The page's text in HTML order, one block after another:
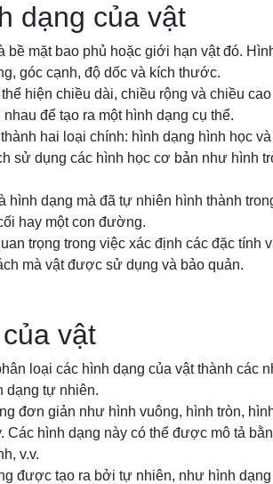
dạng của vật
bề mặt bao phủ hoặc giới hạn vật đó.
góc cạnh, độ dốc và kích thước.
hiện chiều dài, chiều rộng và chiều
để tạo ra một hình dạng cụ thể.
hai loại chính: hình dạng hình học
sử dụng các hình học cơ bản như hình
hình dạng mà đã tự nhiên hình thành
hay một con đường.
trọng trong việc xác định các đặc tính
mà vật được sử dụng và bảo quản.
vật
loại các hình dạng của vật thành các
dạng tự nhiên.
đơn giản như hình vuông, hình tròn,
Các hình dạng này có thể được mô tả
v.v.
được tạo ra bởi tự nhiên, như hình dạng